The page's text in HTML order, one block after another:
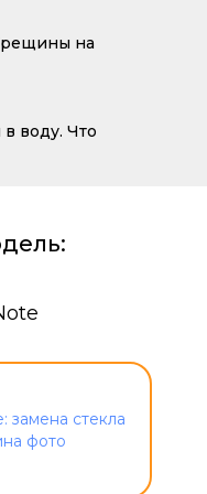
на
в воду. Что